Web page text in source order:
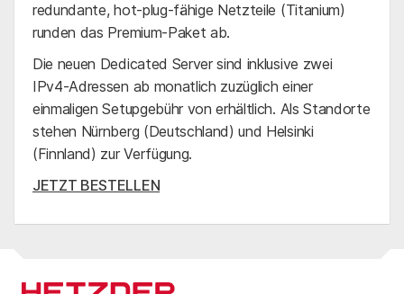
redundante, hot-plug-fähige Netzteile (Titanium)
runden das Premium-Paket ab.
Die neuen Dedicated Server sind inklusive zwei
IPv4-Adressen ab monatlich zuzüglich einer
einmaligen Setupgebühr vonerhältlich. Als Standorte
stehen Nürnberg (Deutschland) und Helsinki
(Finnland) zur Verfügung.
JETZT BESTELLEN